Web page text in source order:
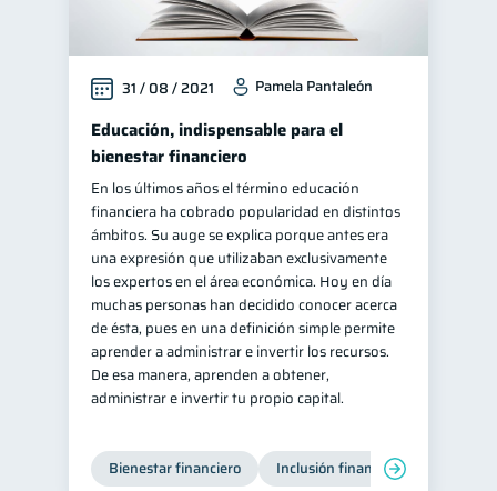
31 / 08 / 2021 Pamela Pantaleón
Educación, indispensable para el
bienestar financiero
En los últimos años el término educación
financiera ha cobrado popularidad en distintos
ámbitos. Su auge se explica porque antes era
una expresión que utilizaban exclusivamente
los expertos en el área económica. Hoy en día
muchas personas han decidido conocer acerca
de ésta, pues en una definición simple permite
aprender a administrar e invertir los recursos.
De esa manera, aprenden a obtener,
administrar e invertir tu propio capital.
Bienestar financiero Inclusión financiera